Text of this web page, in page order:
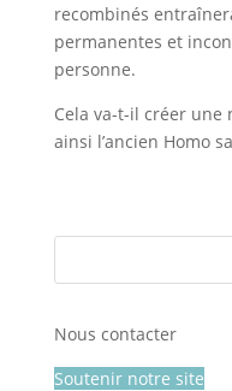
recombinés
permanentes et
personne.
Cela va-t-il créer une
ainsi l’ancien Homo
Nous contacter
Soutenir notre site